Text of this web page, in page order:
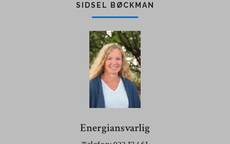
SIDSEL BØCKMAN
Energiansvarlig